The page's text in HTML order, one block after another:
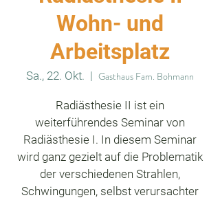
Wohn- und
Arbeitsplatz
Sa., 22. Okt.
  |
Gasthaus Fam. Bohmann
Radiästhesie II ist ein
weiterführendes Seminar von
Radiästhesie I. In diesem Seminar
wird ganz gezielt auf die Problematik
der verschiedenen Strahlen,
Schwingungen, selbst verursachter